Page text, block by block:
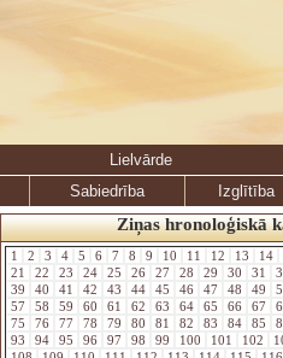
Lielvārde
Sabiedrība
Izglītība
Ziņas hronoloģiskā
1 2 3 4 5 6 7 8 9 10 11 12 13 14
21
22 23 24 25 26 27 28 29 30 31
39
40 41 42 43 44 45 46 47 48 49
57
58 59 60 61 62 63 64 65 66 67
75
76 77 78 79 80 81 82 83 84 85
93
94 95 96 97 98 99 100 101 102